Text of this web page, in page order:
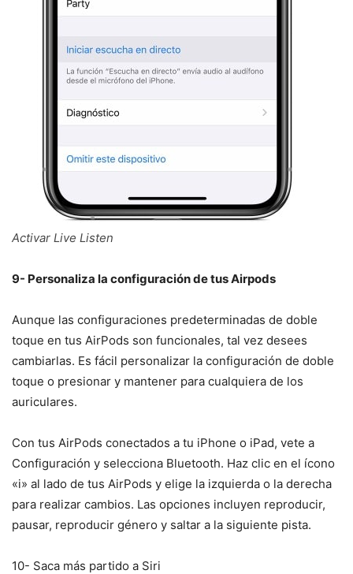
Activar Live Listen
9- Personaliza la configuración de tus Airpods
Aunque las configuraciones predeterminadas de doble
toque en tus AirPods son funcionales, tal vez desees
cambiarlas. Es fácil personalizar la configuración de doble
toque o presionar y mantener para cualquiera de los
auriculares.
Con tus AirPods conectados a tu iPhone o iPad, vete a
Configuración y selecciona Bluetooth. Haz clic en el ícono
«i» al lado de tus AirPods y elige la izquierda o la derecha
para realizar cambios. Las opciones incluyen reproducir,
pausar, reproducir género y saltar a la siguiente pista.
10- Saca más partido a Siri